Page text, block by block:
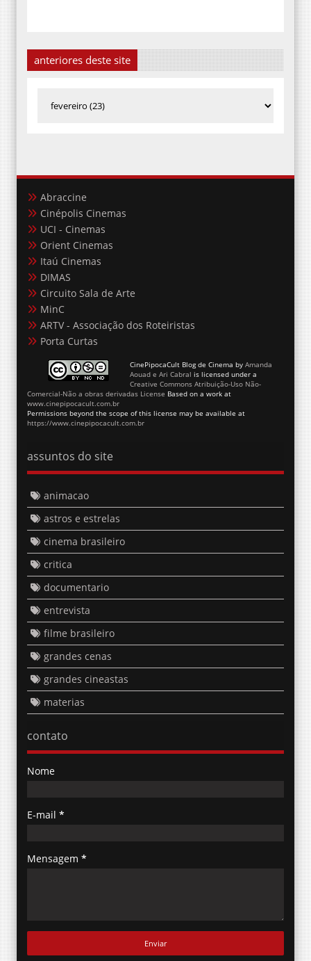
anteriores deste site
Abraccine
Cinépolis Cinemas
UCI - Cinemas
Orient Cinemas
Itaú Cinemas
DIMAS
Circuito Sala de Arte
MinC
ARTV - Associação dos Roteiristas
Porta Curtas
CinePipocaCult Blog de Cinema by Amanda
Aouad e Ari Cabral is licensed under a
Creative Commons Atribuição-Uso Não-
Comercial-Não a obras derivadas License Based on a work at
www.cinepipocacult.com.br
Permissions beyond the scope of this license may be available at
https://www.cinepipocacult.com.br
assuntos do site
animacao
astros e estrelas
cinema brasileiro
critica
documentario
entrevista
filme brasileiro
grandes cenas
grandes cineastas
materias
contato
Nome
E-mail *
Mensagem *